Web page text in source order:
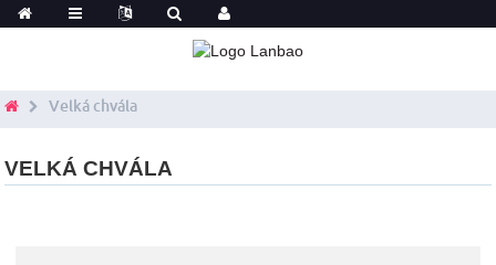
Velká chvála
VELKÁ CHVÁLA